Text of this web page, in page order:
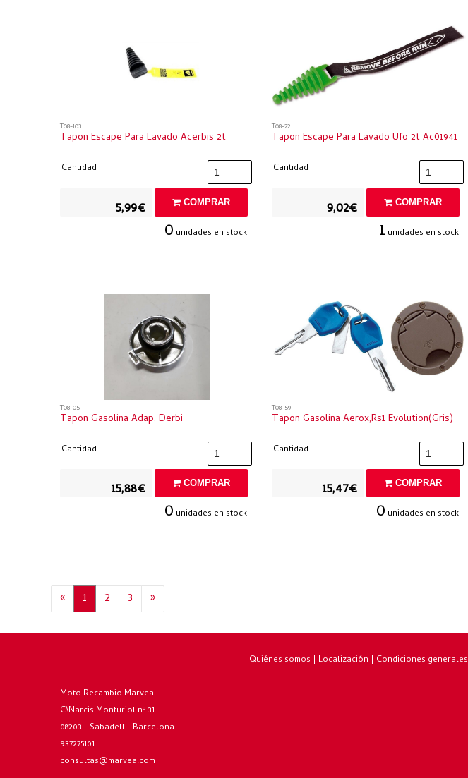
T08-103
Tapon Escape Para Lavado Acerbis 2t
Cantidad
5,99€ COMPRAR
0 unidades en stock
T08-22
Tapon Escape Para Lavado Ufo 2t Ac01941
Cantidad
9,02€ COMPRAR
1 unidades en stock
T08-05
Tapon Gasolina Adap. Derbi
Cantidad
15,88€ COMPRAR
0 unidades en stock
T08-59
Tapon Gasolina Aerox,rs1 Evolution(gris)
Cantidad
15,47€ COMPRAR
0 unidades en stock
« 1 2 3 »
Quiénes somos | Localización | Condiciones generales
Moto Recambio Marvea
C\Narcis Monturiol nº 31
08203 - Sabadell - Barcelona
937275101
consultas@marvea.com